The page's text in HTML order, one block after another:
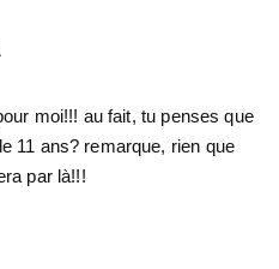
moi!!! au fait, tu penses que
11 ans? remarque, rien que
par là!!!